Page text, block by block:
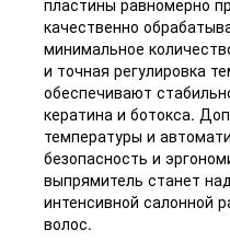
пластины равномерно
качественно
минимальное
и точная регулировка
обеспечивают
кератина и ботокса.
температуры и
безопасность и
выпрямитель станет
интенсивной салонной
волос.